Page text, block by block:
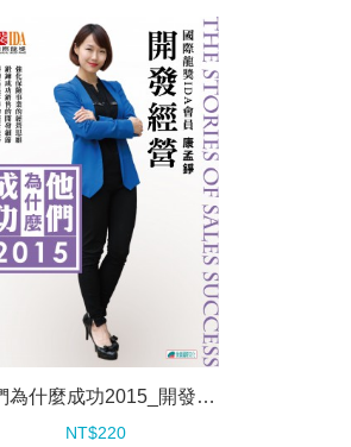
他們為什麼成功2015_開發經營
NT$220